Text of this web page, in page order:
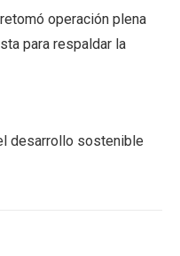
operación plena
para respaldar la
desarrollo sostenible